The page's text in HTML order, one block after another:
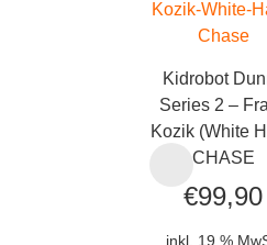
Kidrobot
Series 2 –
Kozik (White
CHASE
€99,90
inkl. 19 %